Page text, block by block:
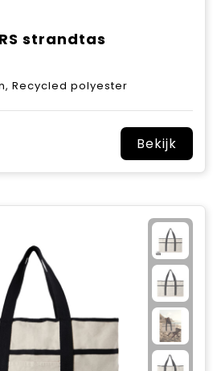
strandtas
Recycled polyester
Bekijk